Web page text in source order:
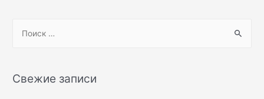
Свежие записи